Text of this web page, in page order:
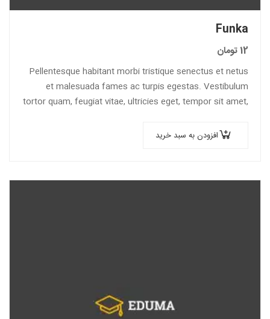
Funka
12 تومان
Pellentesque habitant morbi tristique senectus et netus
et malesuada fames ac turpis egestas. Vestibulum
tortor quam, feugiat vitae, ultricies eget, tempor sit amet,
افزودن به سبد خرید